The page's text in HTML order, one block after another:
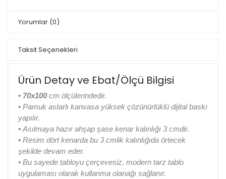
Yorumlar (0)
Taksit Seçenekleri
Ürün Detay ve Ebat/Ölçü Bilgisi
• 70x100 cm ölçülerindedir.
• Pamuk astarlı kanvasa yüksek çözünürlüklü dijital baskı
yapılır.
• Asılmaya hazır ahşap şase kenar kalınlığı 3 cmdir.
• Resim dört kenarda bu 3 cmlik kalınlığıda örtecek
şekilde devam eder.
• Bu sayede tabloyu çerçevesiz, modern tarz tablo
uygulaması olarak kullanma olanağı sağlanır.